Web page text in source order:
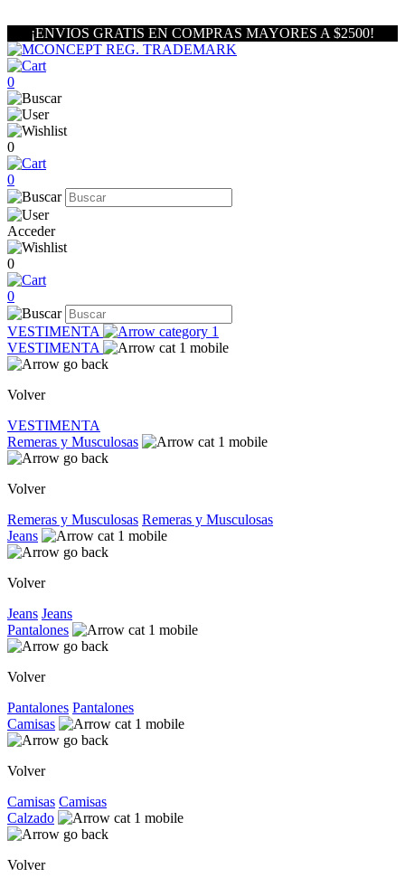
¡ENVIOS GRATIS EN COMPRAS MAYORES A $2500!
0
0
0
Acceder
0
0
VESTIMENTA
VESTIMENTA
Volver
VESTIMENTA
Remeras y Musculosas
Volver
Remeras y Musculosas Remeras y Musculosas
Jeans
Volver
Jeans Jeans
Pantalones
Volver
Pantalones Pantalones
Camisas
Volver
Camisas Camisas
Calzado
Volver